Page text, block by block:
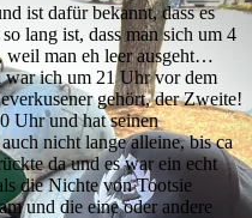
ist dafür bekannt, dass es
lang ist, dass man sich um 4
weil man eh leer ausgeht…
ich um 21 Uhr vor dem
gehört, der Zweite!
Uhr und hat seinen
nicht lange alleine, bis ca
da und es war ein echt
die Nichte von Tootsie
und die eine oder andere